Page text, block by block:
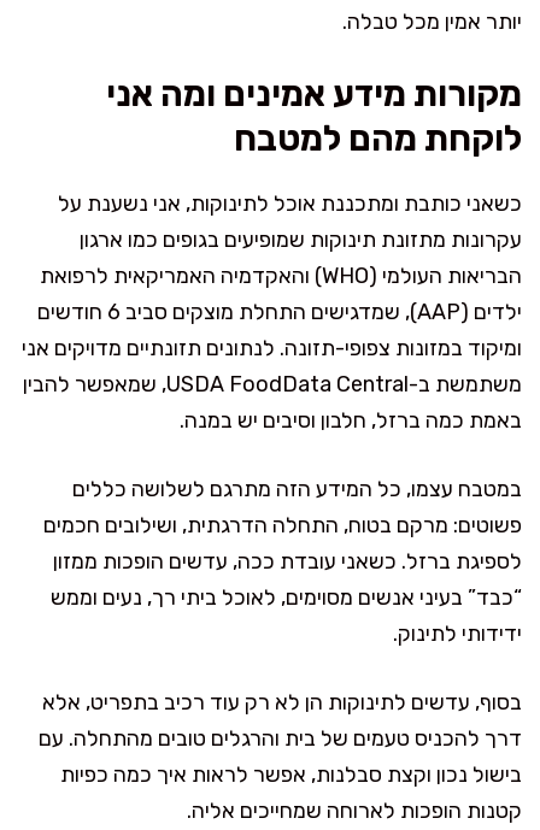
יותר אמין מכל טבלה.
מקורות מידע אמינים ומה אני
לוקחת מהם למטבח
כשאני כותבת ומתכננת אוכל לתינוקות, אני נשענת על
עקרונות מתזונת תינוקות שמופיעים בגופים כמו ארגון
הבריאות העולמי (WHO) והאקדמיה האמריקאית לרפואת
ילדים (AAP), שמדגישים התחלת מוצקים סביב 6 חודשים
ומיקוד במזונות צפופי-תזונה. לנתונים תזונתיים מדויקים אני
משתמשת ב-USDA FoodData Central, שמאפשר להבין
באמת כמה ברזל, חלבון וסיבים יש במנה.
במטבח עצמו, כל המידע הזה מתרגם לשלושה כללים
פשוטים: מרקם בטוח, התחלה הדרגתית, ושילובים חכמים
לספיגת ברזל. כשאני עובדת ככה, עדשים הופכות ממזון
“כבד” בעיני אנשים מסוימים, לאוכל ביתי רך, נעים וממש
ידידותי לתינוק.
בסוף, עדשים לתינוקות הן לא רק עוד רכיב בתפריט, אלא
דרך להכניס טעמים של בית והרגלים טובים מהתחלה. עם
בישול נכון וקצת סבלנות, אפשר לראות איך כמה כפיות
קטנות הופכות לארוחה שמחייכים אליה.